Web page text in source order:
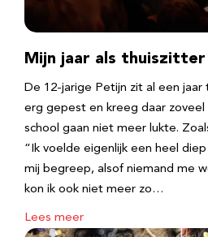
Mijn jaar als thuiszitter
De 12-jarige Petijn zit al een jaar
erg gepest en kreeg daar zoveel
school gaan niet meer lukte.
“Ik voelde eigenlijk een heel
mij begreep, alsof niemand me
kon ik ook niet meer zo…
Lees meer